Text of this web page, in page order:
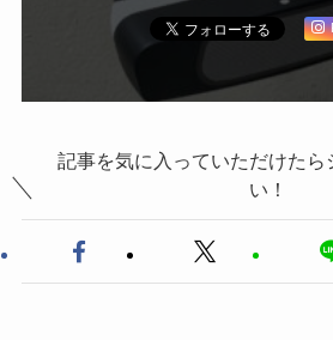
記事を気に入っていただけたら
い！